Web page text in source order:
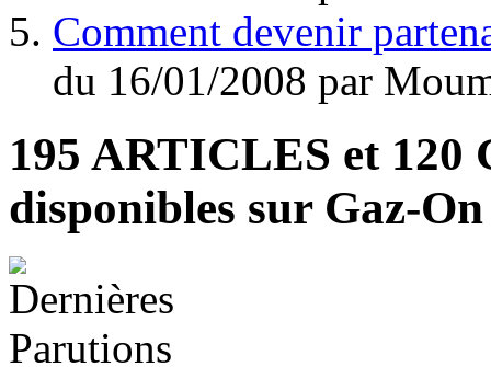
Comment devenir
du 16/01/2008 par
195 ARTICLES et 120
disponibles sur Gaz-